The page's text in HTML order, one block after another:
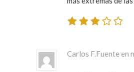
Carlos F.Fuente en